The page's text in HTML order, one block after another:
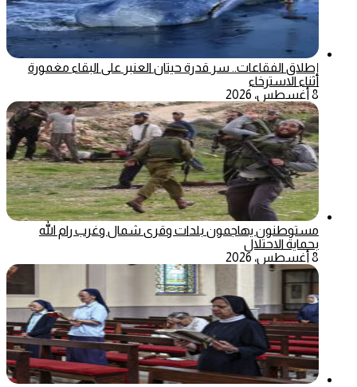
إطلاق الفقاعات.. سر قدرة حيتان العنبر على البقاء مغمورة
أثناء الاسترخاء
8 أغسطس، 2026
مستوطنون يهاجمون بلدات وقرى شمال وغرب رام الله
بحماية الاحتلال
8 أغسطس، 2026